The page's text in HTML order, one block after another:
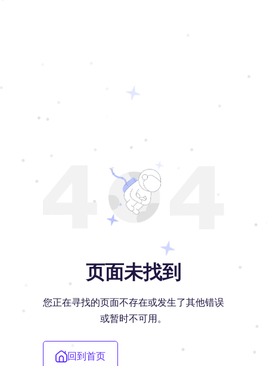
页面未找到
您正在寻找的页面不存在或发生了其他错误
或暂时不可用。
回到首页